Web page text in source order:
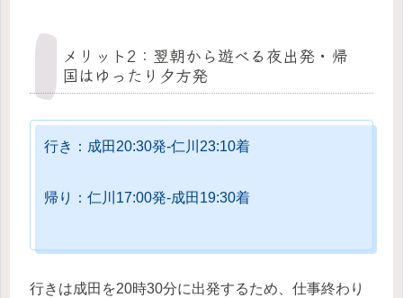
メリット2：翌朝から遊べる夜出発・帰
国はゆったり夕方発
行き：成田20:30発‐仁川23:10着
帰り：仁川17:00発‐成田19:30着
行きは成田を20時30分に出発するため、仕事終わり